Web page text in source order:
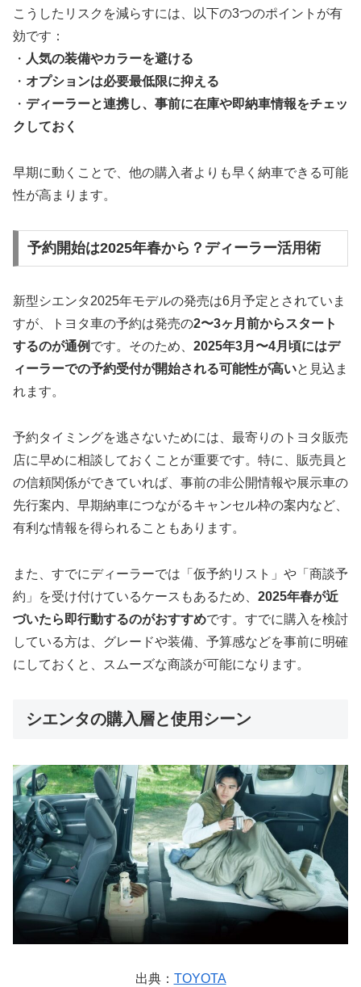
こうしたリスクを減らすには、以下の3つのポイントが有
効です：
・ 人気の装備やカラーを避ける
・ オプションは必要最低限に抑える
・ ディーラーと連携し、事前に在庫や即納車情報をチェッ
クしておく
早期に動くことで、他の購入者よりも早く納車できる可能
性が高まります。
予約開始は2025年春から？ディーラー活用術
新型シエンタ2025年モデルの発売は6月予定とされていま
すが、トヨタ車の予約は発売の2〜3ヶ月前からスタート
するのが通例 です。そのため、 2025年3月〜4月頃にはデ
ィーラーでの予約受付が開始される可能性が高いと見込ま
れます。
予約タイミングを逃さないためには、最寄りのトヨタ販売
店に早めに相談しておくことが重要です。特に、販売員と
の信頼関係ができていれば、事前の非公開情報や展示車の
先行案内、早期納車につながるキャンセル枠の案内など、
有利な情報を得られることもあります。
また、すでにディーラーでは「仮予約リスト」や「商談予
約」を受け付けているケースもあるため、 2025年春が近
づいたら即行動するのがおすすめです。すでに購入を検討
している方は、グレードや装備、予算感などを事前に明確
にしておくと、スムーズな商談が可能になります。
シエンタの購入層と使用シーン
出典： TOYOTA